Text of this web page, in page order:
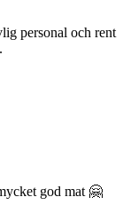
personal och rent
god mat 🤗